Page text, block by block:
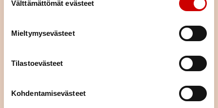
Välttämättömät evästeet
Mieltymysevästeet
Tilastoevästeet
Kohdentamisevästeet
Suomen sydänturvallisimmista
kunnista